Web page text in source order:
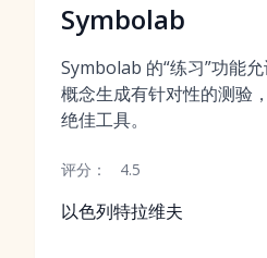
Symbolab
Symbolab 的“练习”功能
概念生成有针对性的测验
绝佳工具。
评分： 4.5
以色列特拉维夫